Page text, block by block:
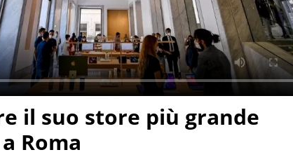
il suo store più grande
Roma